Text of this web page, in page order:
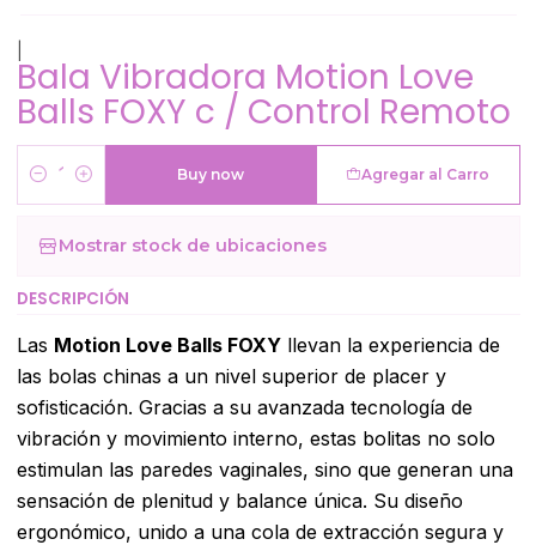
Bala Vibradora Motion Love
Balls FOXY c / Control Remoto
Cantidad
Agregar al Carro
Buy now
Mostrar stock de ubicaciones
DESCRIPCIÓN
Las Motion Love Balls FOXYllevan la experiencia de
las bolas chinas a un nivel superior de placer y
sofisticación. Gracias a su avanzada tecnología de
vibración y movimiento interno, estas bolitas no solo
estimulan las paredes vaginales, sino que generan una
sensación de plenitud y balance única. Su diseño
ergonómico, unido a una cola de extracción segura y